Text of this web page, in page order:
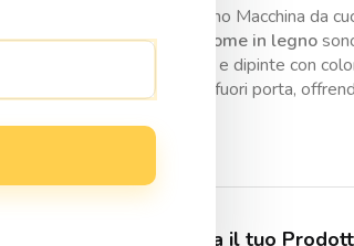
Sagoma in legno Macchina da
Le nostre
sagome in legno
personalizzate e dipinte con
bomboniere e fuori porta,
0,30
Personalizza il tuo